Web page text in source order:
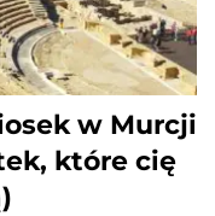
w Murcji
które cię